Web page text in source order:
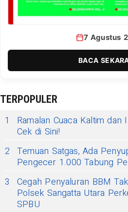
7 Agustus
BACA
TERPOPULER
1
Ramalan Cuaca Kaltim dan
Cek di Sini!
2 Temuan Satgas, Ada
Pengecer 1.000 Tabung
3
Cegah Penyaluran BBM
Polsek Sangatta Utara
SPBU